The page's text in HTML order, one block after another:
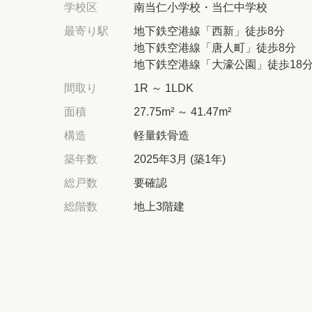
学校区
南当仁小学校・当仁中学校
最寄り駅
地下鉄空港線「西新」徒歩8分
地下鉄空港線「唐人町」徒歩8分
地下鉄空港線「大濠公園」徒歩18
間取り
1R ～ 1LDK
面積
27.75m² ～ 41.47m²
構造
軽量鉄骨造
築年数
2025年3月 (築1年)
総戸数
要確認
総階数
地上3階建